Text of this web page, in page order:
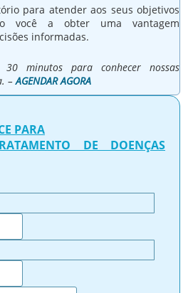
para atender aos seus objetivos
você a obter uma vantagem
informadas.
30 minutos para conhecer nossas
–AGENDAR AGORA
PARA
DE DOENÇAS